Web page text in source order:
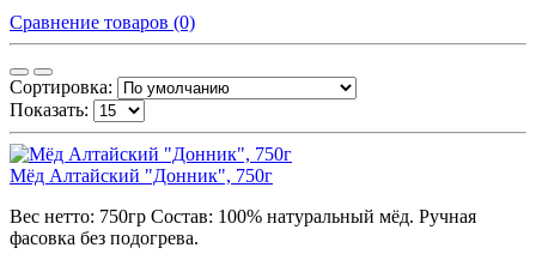
Сравнение товаров (0)
Сортировка:
Показать:
Мёд Алтайский "Донник", 750г
Вес нетто: 750гр Состав: 100% натуральный мёд. Ручная
фасовка без подогрева.